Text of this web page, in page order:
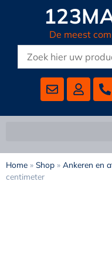
De meest
Home » Shop » Ankeren en
centimeter